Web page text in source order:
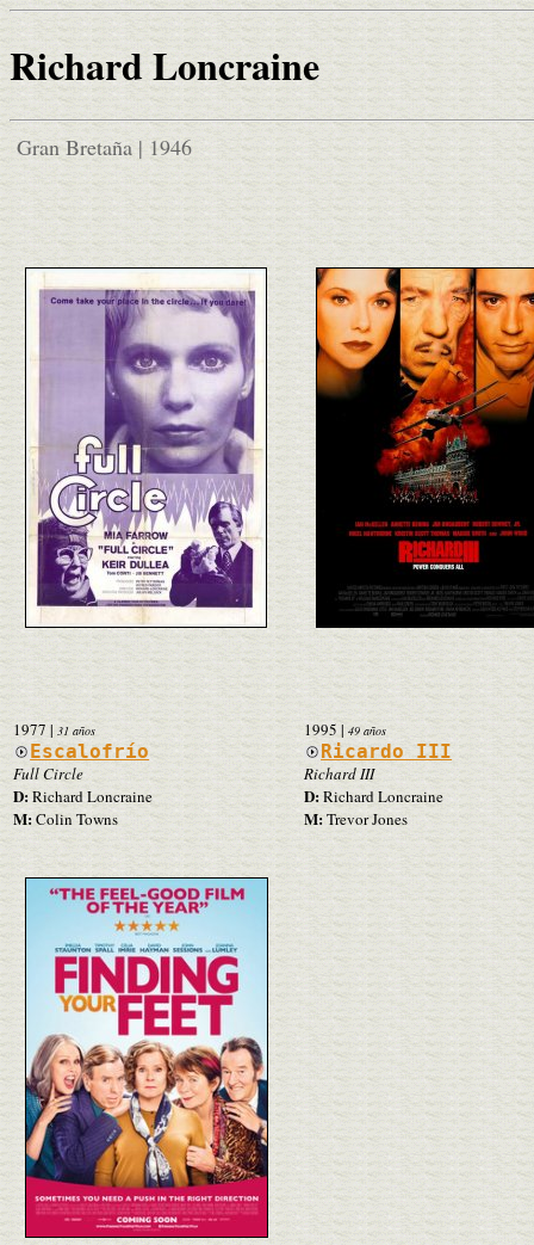
Richard Loncraine
Gran Bretaña | 1946
1977 | 31 años
Escalofrío
Full Circle
D:Richard Loncraine
M:Colin Towns
1995 | 49 años
Ricardo III
Richard III
D:Richard Loncraine
M:Trevor Jones